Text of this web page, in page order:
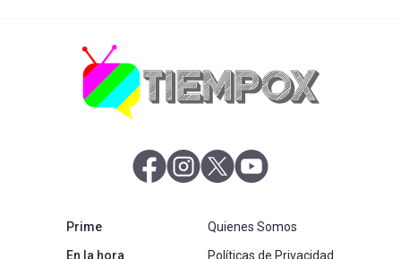
abre en nueva pestaña
abre en nueva pestaña
abre en nueva pestaña
Primeabre en nueva pestaña
En la horaabre en nueva pestaña
Quienes Somos
Políticas de Privacidad